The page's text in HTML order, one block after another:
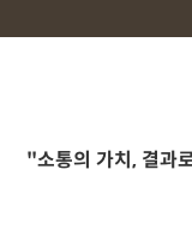
"소통의 가치, 결과